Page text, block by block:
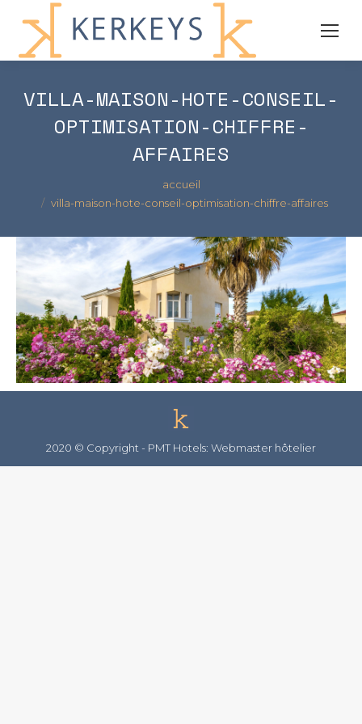
VILLA-MAISON-HOTE-CONSEIL-
OPTIMISATION-CHIFFRE-
AFFAIRES
accueil
villa-maison-hote-conseil-optimisation-chiffre-affaires
2020 © Copyright - PMT Hotels: Webmaster hôtelier